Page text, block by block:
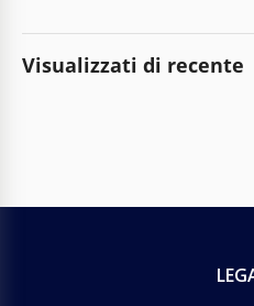
Visualizzati di recente